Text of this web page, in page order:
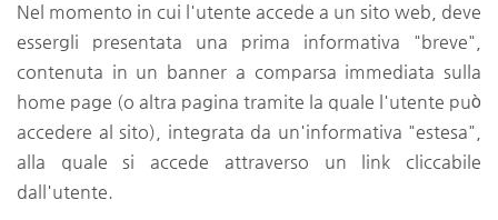
Nel momento in cui l'utente accede a un sito web, deve
essergli presentata una prima informativa "breve",
contenuta in un banner a comparsa immediata sulla
home page (o altra pagina tramite la quale l'utente può
accedere al sito), integrata da un'informativa "estesa",
alla quale si accede attraverso un link cliccabile
dall'utente.